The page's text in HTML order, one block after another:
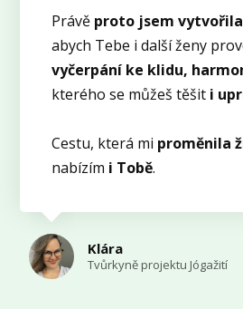
Právě proto jsem
abych Tebe i další ženy
vyčerpání ke klidu,
kterého se můžeš těšit i
Cestu, která mi proměnila
nabízím i Tobě.
Klára
Tvůrkyně projektu Jógažití